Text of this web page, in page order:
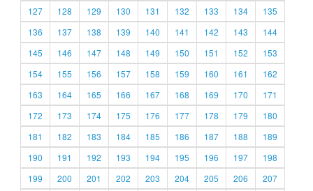
127
128 129 130 131 132 133 134
135
136
137 138 139 140 141 142 143
144
145
146 147 148 149 150 151 152
153
154
155 156 157 158 159 160 161
162
163
164 165 166 167 168 169 170
171
172
173 174 175 176 177 178 179
180
181
182 183 184 185 186 187 188
189
190
191 192 193 194 195 196 197
198
199
200 201 202 203 204 205 206
207